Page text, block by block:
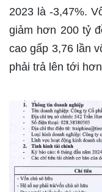
2023 là -3,47%.
giảm hơn 200 tỷ
cao gấp 3,76 lần
phải trả lên tới